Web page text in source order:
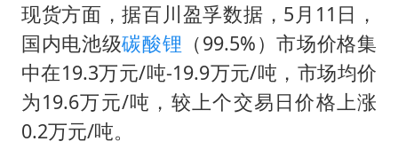
现货方面，据百川盈孚数据，5月11日，
国内电池级碳酸锂 （99.5%）市场价格集
中在19.3万元/吨-19.9万元/吨，市场均价
为19.6万元/吨，较上个交易日价格上涨
0.2万元/吨。